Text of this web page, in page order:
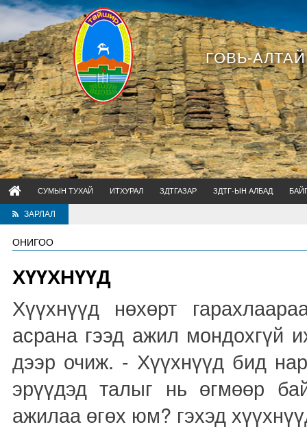
ГОВЬ-
СУМЫН ТУХАЙ ИТХУРАЛ ЗДТГАЗАР ЗДТГ-ЫН АЛБАД
ЗАРЛАЛ
ОНИГОО
ХҮҮХНҮҮД
Хүүхнүүд нөхөрт
асрана гээд ажил мондохгүй
дээр очиж. - Хүүхнүүд бид
эрүүдэд талыг нь өгмөөр
ажилаа өгөх юм? гэхэд